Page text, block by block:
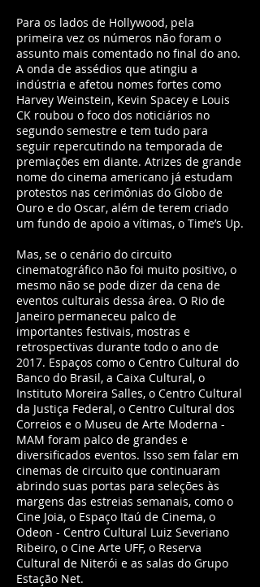
Para os lados de Hollywood, pela
primeira vez os números não foram o
assunto mais comentado no final do ano.
A onda de assédios que atingiu a
indústria e afetou nomes fortes como
Harvey Weinstein, Kevin Spacey e Louis
CK roubou o foco dos noticiários no
segundo semestre e tem tudo para
seguir repercutindo na temporada de
premiações em diante. Atrizes de grande
nome do cinema americano já estudam
protestos nas cerimônias do Globo de
Ouro e do Oscar, além de terem criado
um fundo de apoio a vítimas, o Time’s Up.
Mas, se o cenário do circuito
cinematográfico não foi muito positivo, o
mesmo não se pode dizer da cena de
eventos culturais dessa área. O Rio de
Janeiro permaneceu palco de
importantes festivais, mostras e
retrospectivas durante todo o ano de
2017. Espaços como o Centro Cultural do
Banco do Brasil, a Caixa Cultural, o
Instituto Moreira Salles, o Centro Cultural
da Justiça Federal, o Centro Cultural dos
Correios e o Museu de Arte Moderna -
MAM foram palco de grandes e
diversificados eventos. Isso sem falar em
cinemas de circuito que continuaram
abrindo suas portas para seleções às
margens das estreias semanais, como o
Cine Joia, o Espaço Itaú de Cinema, o
Odeon - Centro Cultural Luiz Severiano
Ribeiro, o Cine Arte UFF, o Reserva
Cultural de Niterói e as salas do Grupo
Estação Net.